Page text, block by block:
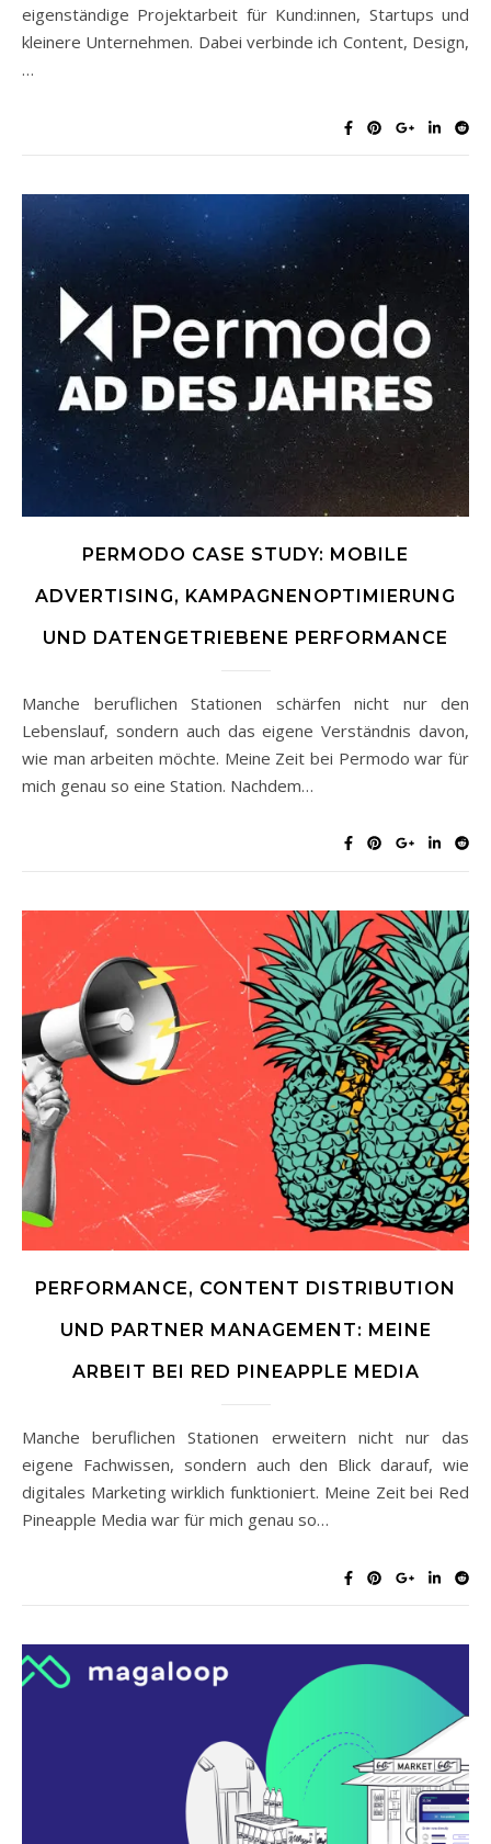
eigenständige Projektarbeit für Kund:innen, Startups und
kleinere Unternehmen. Dabei verbinde ich Content, Design,
…
PERMODO CASE STUDY: MOBILE
ADVERTISING, KAMPAGNENOPTIMIERUNG
UND DATENGETRIEBENE PERFORMANCE
Manche beruflichen Stationen schärfen nicht nur den
Lebenslauf, sondern auch das eigene Verständnis davon,
wie man arbeiten möchte. Meine Zeit bei Permodo war für
mich genau so eine Station. Nachdem…
PERFORMANCE, CONTENT DISTRIBUTION
UND PARTNER MANAGEMENT: MEINE
ARBEIT BEI RED PINEAPPLE MEDIA
Manche beruflichen Stationen erweitern nicht nur das
eigene Fachwissen, sondern auch den Blick darauf, wie
digitales Marketing wirklich funktioniert. Meine Zeit bei Red
Pineapple Media war für mich genau so…